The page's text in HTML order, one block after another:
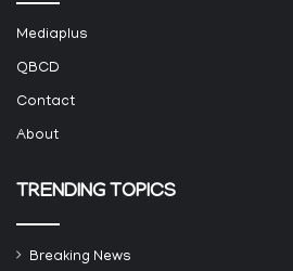
Mediaplus
QBCD
Contact
About
TRENDING TOPICS
Breaking News